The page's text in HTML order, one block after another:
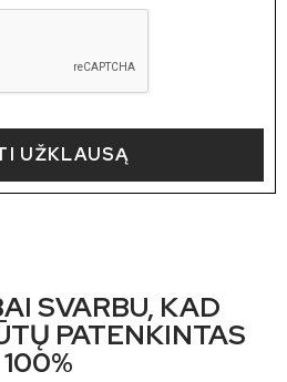
UŽKLAUSĄ
SVARBU, KAD
PATENKINTAS
100%